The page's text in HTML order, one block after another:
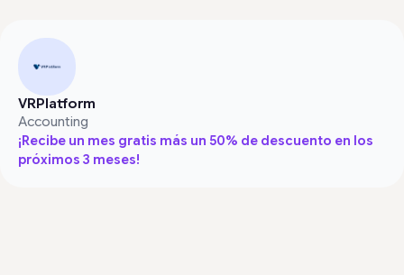
VRPlatform
Accounting
¡Recibe un mes gratis más un 50% de descuento en los
próximos 3 meses!